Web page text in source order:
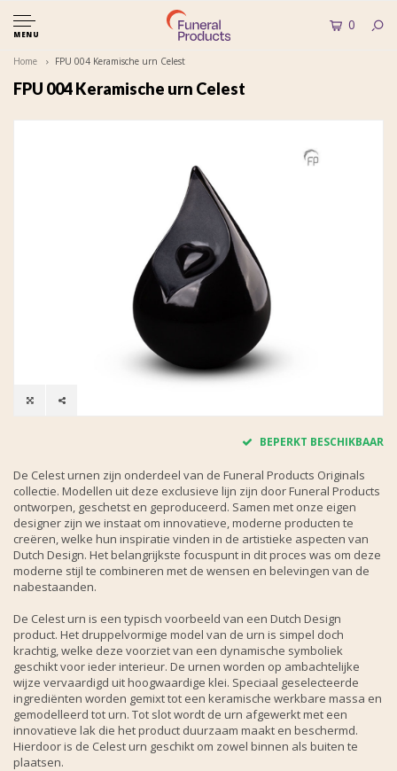
MENU
0
Home FPU 004 Keramische urn Celest
FPU 004 Keramische urn Celest
BEPERKT BESCHIKBAAR
De Celest urnen zijn onderdeel van de Funeral Products Originals
collectie. Modellen uit deze exclusieve lijn zijn door Funeral Products
ontworpen, geschetst en geproduceerd. Samen met onze eigen
designer zijn we instaat om innovatieve, moderne producten te
creëren, welke hun inspiratie vinden in de artistieke aspecten van
Dutch Design. Het belangrijkste focuspunt in dit proces was om deze
moderne stijl te combineren met de wensen en belevingen van de
nabestaanden.
De Celest urn is een typisch voorbeeld van een Dutch Design
product. Het druppelvormige model van de urn is simpel doch
krachtig, welke deze voorziet van een dynamische symboliek
geschikt voor ieder interieur. De urnen worden op ambachtelijke
wijze vervaardigd uit hoogwaardige klei. Speciaal geselecteerde
ingrediënten worden gemixt tot een keramische werkbare massa en
gemodelleerd tot urn. Tot slot wordt de urn afgewerkt met een
innovatieve lak die het product duurzaam maakt en beschermd.
Hierdoor is de Celest urn geschikt om zowel binnen als buiten te
plaatsen.